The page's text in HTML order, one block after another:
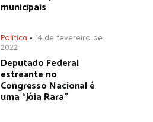
municipais
Política
14 de fevereiro de
2022
Deputado Federal
estreante no
Congresso Nacional é
uma “Jóia Rara”